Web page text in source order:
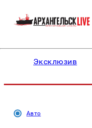
Эксклюзив
Авто